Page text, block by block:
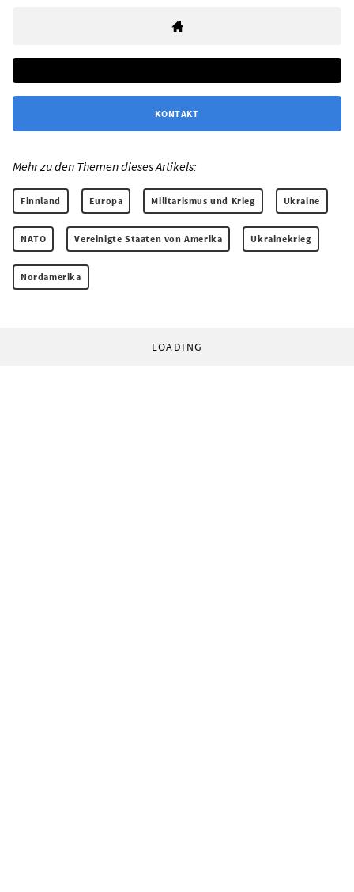
KONTAKT
Mehr zu den Themen dieses Artikels:
Finnland Europa Militarismus und Krieg Ukraine
NATO Vereinigte Staaten von Amerika Ukrainekrieg
Nordamerika
LOADING